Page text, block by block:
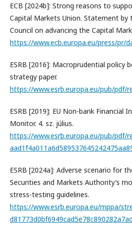
ECB [2024b]: Strong reasons to
Capital Markets Union. Statement by
Council on advancing the Capital
https://www.ecb.europa.eu/press/pr/
ESRB [2016]: Macroprudential policy
strategy paper.
https://www.esrb.europa.eu/pub/pdf/
ESRB [2019]: EU Non-bank Financial
Monitor. 4. sz. július.
https://www.esrb.europa.eu/pub/pdf/
ESRB [2024a]: Adverse scenario for
Securities and Markets Authority’s
stress-testing guidelines.
https://www.esrb.europa.eu/mppa/
d81773d0bf6949cad5e78c890282a7ad